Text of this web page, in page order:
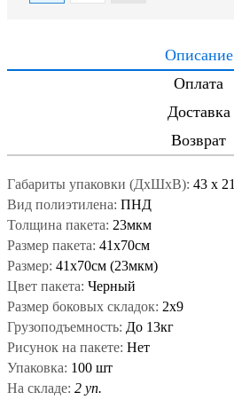
Описание
Оплата
Доставка
Возврат
Габариты упаковки (ДxШxВ): 43 x 21
Вид полиэтилена: ПНД
Толщина пакета: 23мкм
Размер пакета: 41x70см
Размер: 41x70см (23мкм)
Цвет пакета: Черный
Размер боковых складок: 2х9
Грузоподъемность: До 13кг
Рисунок на пакете: Нет
Упаковка: 100 шт
На складе: 2 уп.